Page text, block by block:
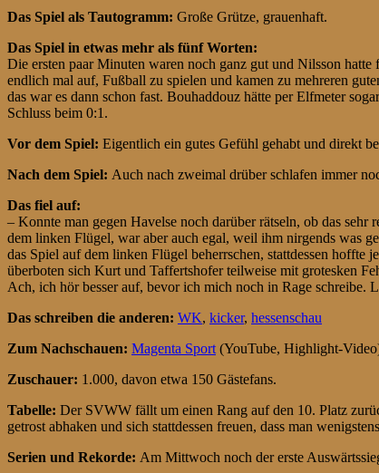
Das Spiel als Tautogramm: Große Grütze, grauenhaft.
Das Spiel in etwas mehr als fünf Worten:
Die ersten paar Minuten waren noch ganz gut und Nilsson
endlich mal auf, Fußball zu spielen und kamen zu mehreren
das war es dann schon fast. Bouhaddouz hätte per Elfmeter
Schluss beim 0:1.
Vor dem Spiel: Eigentlich ein gutes Gefühl gehabt und direkt
Nach dem Spiel: Auch nach zweimal drüber schlafen immer
Das fiel auf:
– Konnte man gegen Havelse noch darüber rätseln, ob das
dem linken Flügel, war aber auch egal, weil ihm nirgends was
das Spiel auf dem linken Flügel beherrschen, stattdessen
überboten sich Kurt und Taffertshofer teilweise mit grotesken
Ach, ich hör besser auf, bevor ich mich noch in Rage schreibe.
Das schreiben die anderen: WK, kicker, hessenschau
Zum Nachschauen: Magenta Sport (YouTube, Highlight-
Zuschauer: 1.000, davon etwa 150 Gästefans.
Tabelle: Der SVWW fällt um einen Rang auf den 10. Platz
getrost abhaken und sich stattdessen freuen, dass man
Serien und Rekorde: Am Mittwoch noch der erste